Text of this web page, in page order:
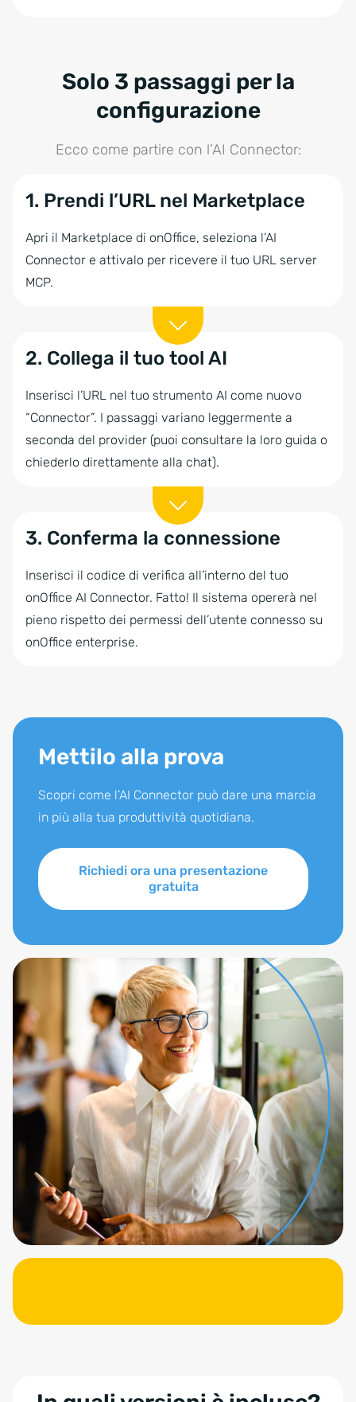
Solo 3 passaggi per la
configurazione
Ecco come partire con l’AI Connector:
1. Prendi l’URL nel Marketplace
Apri il Marketplace di onOffice, seleziona l’AI
Connector e attivalo per ricevere il tuo URL server
MCP.
2. Collega il tuo tool AI
Inserisci l’URL nel tuo strumento AI come nuovo
“Connector”. I passaggi variano leggermente a
seconda del provider (puoi consultare la loro guida o
chiederlo direttamente alla chat).
3. Conferma la connessione
Inserisci il codice di verifica all’interno del tuo
onOffice AI Connector. Fatto! Il sistema opererà nel
pieno rispetto dei permessi dell’utente connesso su
onOffice enterprise.
Mettilo alla prova
Scopri come l’AI Connector può dare una marcia
in più alla tua produttività quotidiana.
Richiedi ora una presentazione
gratuita